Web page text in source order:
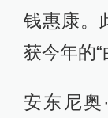
钱惠康。
获今年的“
安东尼